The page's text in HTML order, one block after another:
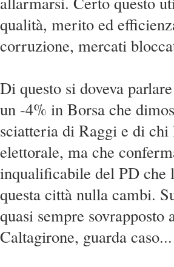
qualità, merito ed
corruzione, mercati
Di questo si doveva
un -4% in Borsa che
sciatteria di Raggi e di chi
elettorale, ma che
inqualificabile del PD che
questa città nulla cambi.
quasi sempre
Caltagirone, guarda caso...